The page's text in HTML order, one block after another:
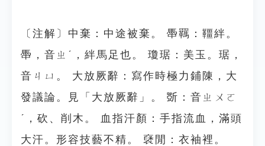
〔注解〕中棄：中途被棄。 馽羈：韁絆。
馽，音ㄓˊ，絆馬足也。 瓊琚：美玉。琚，
音ㄐㄩ。 大放厥辭：寫作時極力鋪陳，大
發議論。見「大放厥辭」。 斲：音ㄓㄨㄛ
ˊ，砍、削木。 血指汗顏：手指流血，滿頭
大汗。形容技藝不精。 褎閒：衣袖裡。